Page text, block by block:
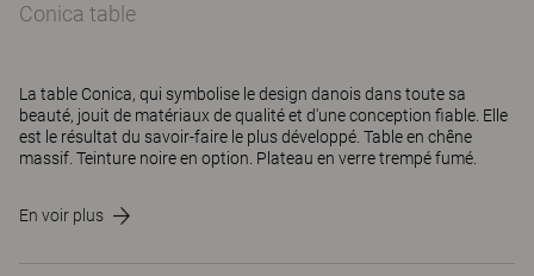
Conica table
La table Conica, qui symbolise le design danois dans toute sa
beauté, jouit de matériaux de qualité et d'une conception fiable. Elle
est le résultat du savoir-faire le plus développé. Table en chêne
massif. Teinture noire en option. Plateau en verre trempé fumé.
En voir plus